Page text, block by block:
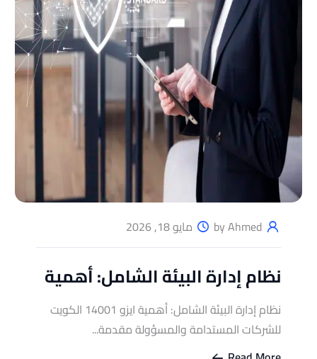
by Ahmed مايو 18, 2026
نظام إدارة البيئة الشامل: أهمية
نظام إدارة البيئة الشامل: أهمية ايزو 14001 الكويت
للشركات المستدامة والمسؤولة مقدمة...